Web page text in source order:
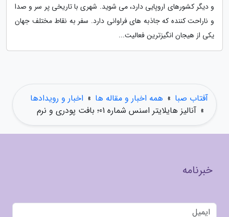
و دیگر کشورهای اروپایی دارد، می شوید. شهری با تاریخی پر سر و صدا
و ناراحت کننده که جاذبه های فراوانی دارد. سفر به نقاط مختلف جهان
یکی از هیجان انگیزترین فعالیت...
آفتاب صبا » همه اخبار و مقاله ها » اخبار و رویدادها
» آنالیز هایلایتر اسنس شماره 01؛ بافت پودری و نرم
خبرنامه